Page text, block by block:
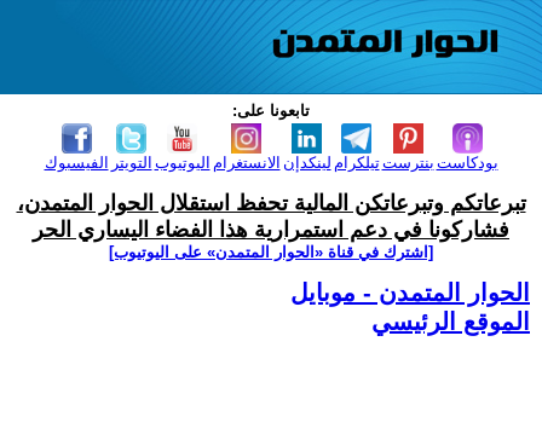
تابعونا على:
الفيسبوك التويتر اليوتيوب الانستغرام لينكدإن تيلكرامبنترست بودكاست
تبرعاتكم وتبرعاتكن المالية تحفظ استقلال الحوار المتمدن،
فشاركونا في دعم استمرارية هذا الفضاء اليساري الحر
[اشترك في قناة ‫«الحوار المتمدن» على اليوتيوب]
الحوار المتمدن - موبايل
الموقع الرئيسي